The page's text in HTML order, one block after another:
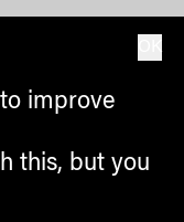
improve
this, but you